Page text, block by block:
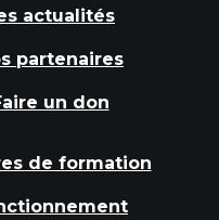
actualités
partenaires
un don
de formation